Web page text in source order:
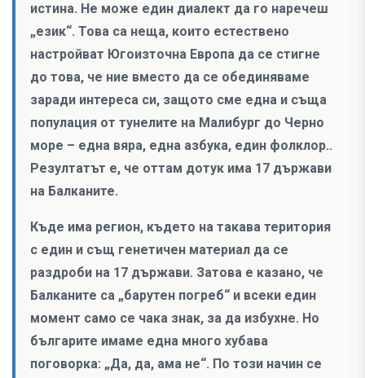
истина. Не може един диалект да го наречеш
„език“. Това са неща, които естествено
настройват Югоизточна Европа да се стигне
до това, че ние вместо да се обединяваме
заради интереса си, защото сме една и съща
популация от тунелите на Малибург до Черно
море – една вяра, една азбука, един фолклор..
Резултатът е, че оттам дотук има 17 държави
на Балканите.
Къде има регион, където на такава територия
с един и същ генетичен материал да се
раздроби на 17 държави. Затова е казано, че
Балканите са „барутен погреб“ и всеки един
момент само се чака знак, за да избухне. Но
българите имаме една много хубава
поговорка: „Да, да, ама не“. По този начин се